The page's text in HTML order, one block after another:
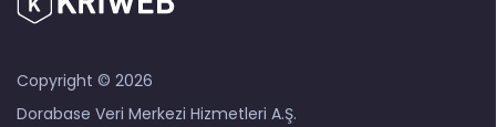
Copyright © 2026
Dorabase Veri Merkezi Hizmetleri A.Ş.